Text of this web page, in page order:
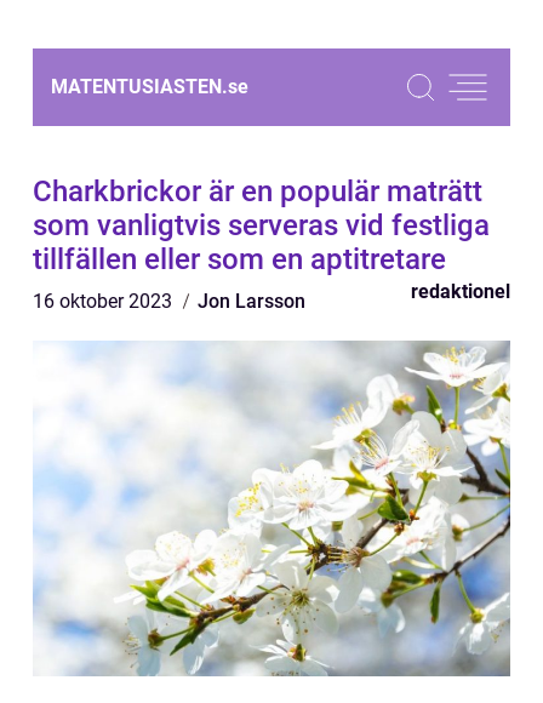
MATENTUSIASTEN.se
Charkbrickor är en populär maträtt
som vanligtvis serveras vid festliga
tillfällen eller som en aptitretare
16 oktober 2023 Jon Larsson redaktionel